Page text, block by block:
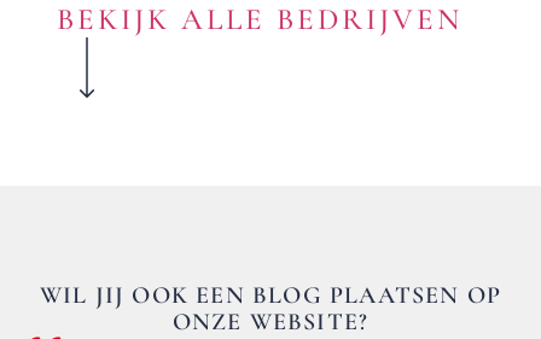
BEKIJK ALLE BEDRIJVEN
WIL JIJ OOK EEN BLOG PLAATSEN OP
ONZE WEBSITE?